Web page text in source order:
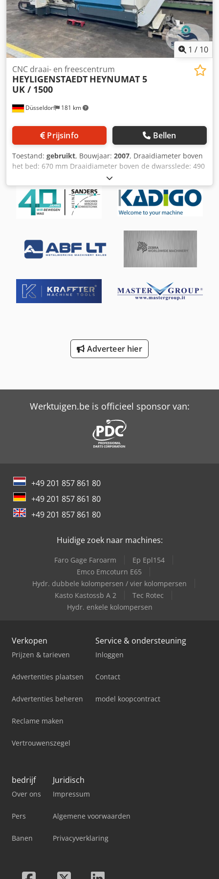
productielijnen of uw bedrijf verkopen, neem dan contact
met ons op. Meer aanbiedingen vindt u op onze website.
Bezichtigen is mogelijk na afspraak. Dodpfx Ahsyqwa Ue
Dock Wij verwelkomen u graag. Uw Markus Hirsch Team
1 / 10
Düsseldorf 181 km
CNC draai- en freescentrum
HEYLIGENSTAEDT HEYNUMAT 5
UK / 1500
Prijsinfo Bellen
Toestand: gebruikt, Bouwjaar: 2007, Draaidiameter boven
het bed: 670 mm Draaidiameter boven de dwarsslede: 490
mm Max. draaidiameter: 490 mm Besturing: SIEMENS 840
D Hoofdasdoorlaat: 115 mm Buitendiameter van de spil in
het voorste lager: 160 mm CNC draai- en freescentrum |
HEYLIGENSTAEDT - HEYNUMAT 5 UK / 1500 met
revolverkop, geschikt voor aangedreven gereedschappen
uitrusting: - Centerpunten, - Bekkensets, - Klembekken,
Dcsdpsxcbktjfx Ah Dok - 3-klauwplaat, De machinevideo
van de fabriekslocatie delen wij graag op aanvraag. De
machine verkeert in een goed onderhouden staat. Zie de
aanbieding voor verdere technische details.
Adverteer hier
Werktuigen.be is officieel sponsor van:
+49 201 857 861 80
+49 201 857 861 80
+49 201 857 861 80
Huidige zoek naar machines:
Faro Gage Faroarm
Ep Epl154
Emco Emcoturn E65
Hydr. dubbele kolompersen / vier kolompersen
Kasto Kastossb A 2
Tec Rotec
Hydr. enkele kolompersen
Verkopen
Prijzen & tarieven
Advertenties plaatsen
Advertenties beheren
Reclame maken
Vertrouwenszegel
Service & ondersteuning
Inloggen
Contact
model koopcontract
bedrijf
Over ons
Pers
Banen
Juridisch
Impressum
Algemene voorwaarden
Privacyverklaring